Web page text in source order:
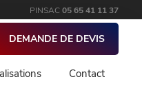
PINSAC05 65 41 11 37
Contact
DEMANDE DE DEVIS